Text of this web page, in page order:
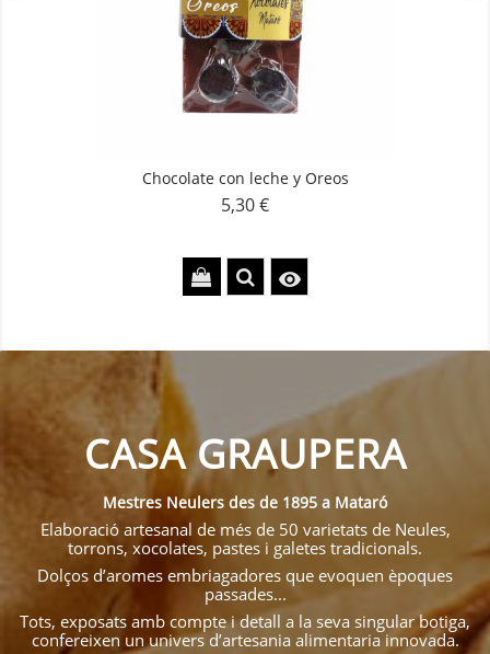
Chocolate con leche y Oreos
Precio
5,30 €

CASA GRAUPERA
Mestres Neulers des de 1895 a Mataró
Elaboració artesanal de més de 50 varietats de Neules,
torrons, xocolates, pastes i galetes tradicionals.
Dolços d’aromes embriagadores que evoquen èpoques
passades...
Tots, exposats amb compte i detall a la seva singular botiga,
confereixen un univers d’artesania alimentaria innovada.